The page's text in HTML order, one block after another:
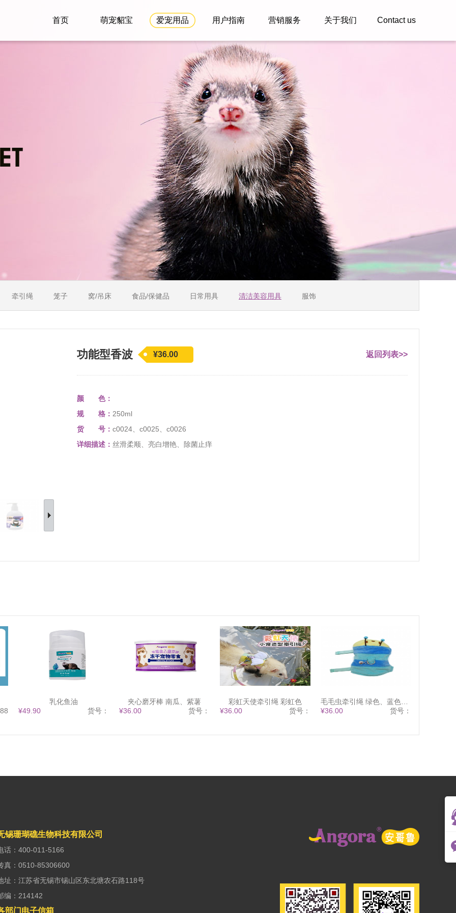
首页 萌宠貂宝 爱宠用品 用户指南 营销服务 关于我们 Contact us
牵引绳 笼子 窝/吊床 食品/保健品 日常用具 清洁美容用具 服饰
功能型香波 ¥36.00 返回列表>>
颜 色：
规 格： 250ml
货 号： c0024、c0025、c0026
详细描述： 丝滑柔顺、亮白增艳、除菌止痒
乳化鱼油
¥49.90
货号：
夹心磨牙棒 南瓜、紫薯
¥36.00
货号：
彩虹天使牵引绳 彩虹色
¥36.00
货号：
¥36.00
货号：
锡珊瑚礁生物科技有限公司
话：400-011-5166
真：0510-85306600
址：江苏省无锡市锡山区东北塘农石路118号
编：214142
部门电子信箱